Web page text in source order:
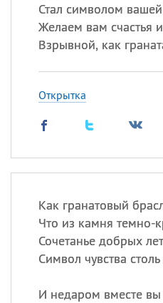
Стал символом
Желаем вам счастья
Взрывной, как
Открытка
Как гранатовый
Что из камня темно-
Сочетанье добрых
Символ чувства
И недаром вместе вы